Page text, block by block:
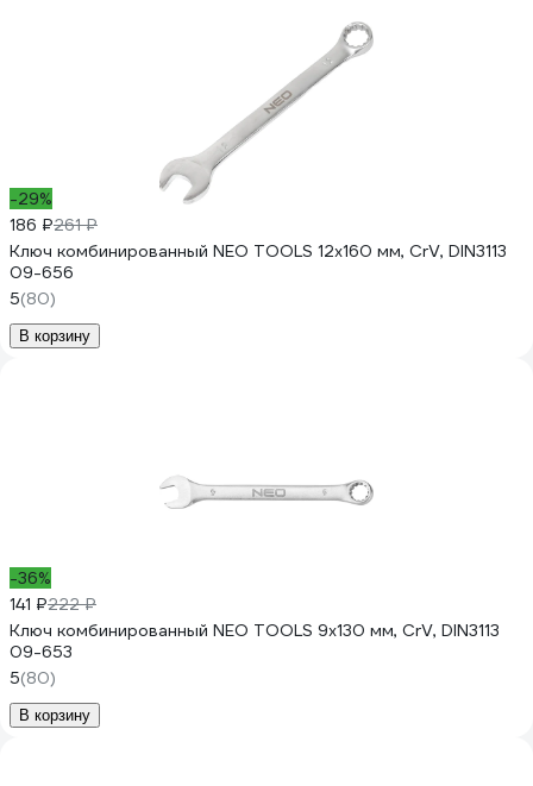
-29%
186 ₽261 ₽
Ключ комбинированный NEO TOOLS 12x160 мм, CrV, DIN3113
09-656
5(80)
В корзину
-36%
141 ₽222 ₽
Ключ комбинированный NEO TOOLS 9x130 мм, CrV, DIN3113
09-653
5(80)
В корзину